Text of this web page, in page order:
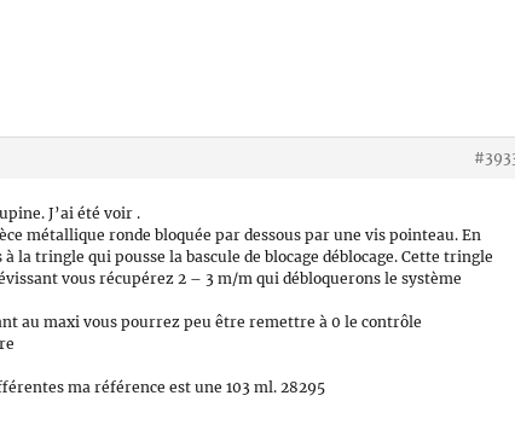
J’ai été voir .
métallique ronde bloquée par dessous par une vis pointeau. En
la tringle qui pousse la bascule de blocage déblocage. Cette tringle
vous récupérez 2 – 3 m/m qui débloquerons le système
au maxi vous pourrez peu être remettre à 0 le contrôle
ma référence est une 103 ml. 28295